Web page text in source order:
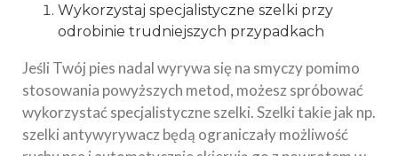
Wykorzystaj specjalistyczne szelki przy
odrobinie trudniejszych przypadkach
Jeśli Twój pies nadal wyrywa się na smyczy pomimo
stosowania powyższych metod, możesz spróbować
wykorzystać specjalistyczne szelki. Szelki takie jak np.
szelki antywyrywacz będą ograniczały możliwość